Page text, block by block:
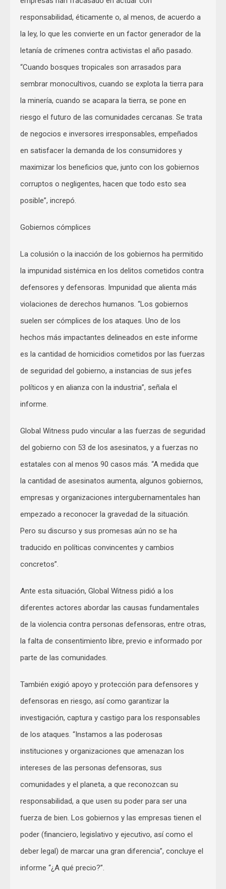
responsabilidad, éticamente o, al menos, de acuerdo a
la ley, lo que les convierte en un factor generador de la
letanía de crímenes contra activistas el año pasado.
“Cuando bosques tropicales son arrasados para
sembrar monocultivos, cuando se explota la tierra para
la minería, cuando se acapara la tierra, se pone en
riesgo el futuro de las comunidades cercanas. Se trata
de negocios e inversores irresponsables, empeñados
en satisfacer la demanda de los consumidores y
maximizar los beneficios que, junto con los gobiernos
corruptos o negligentes, hacen que todo esto sea
posible”, increpó.
Gobiernos cómplices
La colusión o la inacción de los gobiernos ha permitido
la impunidad sistémica en los delitos cometidos contra
defensores y defensoras. Impunidad que alienta más
violaciones de derechos humanos. “Los gobiernos
suelen ser cómplices de los ataques. Uno de los
hechos más impactantes delineados en este informe
es la cantidad de homicidios cometidos por las fuerzas
de seguridad del gobierno, a instancias de sus jefes
políticos y en alianza con la industria”, señala el
informe.
Global Witness pudo vincular a las fuerzas de seguridad
del gobierno con 53 de los asesinatos, y a fuerzas no
estatales con al menos 90 casos más. “A medida que
la cantidad de asesinatos aumenta, algunos gobiernos,
empresas y organizaciones intergubernamentales han
empezado a reconocer la gravedad de la situación.
Pero su discurso y sus promesas aún no se ha
traducido en políticas convincentes y cambios
concretos”.
Ante esta situación, Global Witness pidió a los
diferentes actores abordar las causas fundamentales
de la violencia contra personas defensoras, entre otras,
la falta de consentimiento libre, previo e informado por
parte de las comunidades.
También exigió apoyo y protección para defensores y
defensoras en riesgo, así como garantizar la
investigación, captura y castigo para los responsables
de los ataques. “Instamos a las poderosas
instituciones y organizaciones que amenazan los
intereses de las personas defensoras, sus
comunidades y el planeta, a que reconozcan su
responsabilidad, a que usen su poder para ser una
fuerza de bien. Los gobiernos y las empresas tienen el
poder (financiero, legislativo y ejecutivo, así como el
deber legal) de marcar una gran diferencia”, concluye el
informe “¿A qué precio?”.